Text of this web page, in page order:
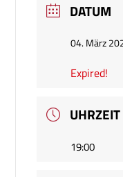
DATUM
04. März
Expired!
UHRZEIT
19:00